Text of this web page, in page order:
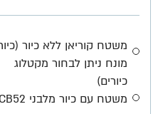
משטח קוריאן ללא כיור
מונח ניתן לבחור מקטלוג
כיורים)
משטח עם כיור מלבני CB52